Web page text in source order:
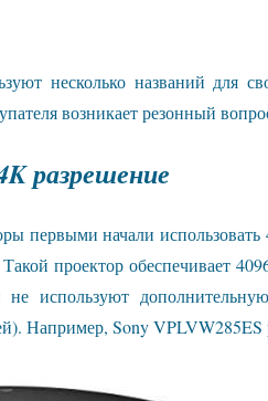
несколько названий для
возникает резонный
разрешение
первыми начали
проектор обеспечивает
используют
Например, Sony VPLVW285ES